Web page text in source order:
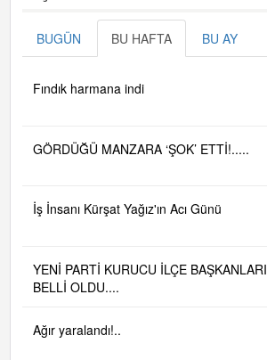
BUGÜN BU HAFTA BU AY
Fındık harmana indi
GÖRDÜĞÜ MANZARA ‘ŞOK’ ETTİ!.....
İş İnsanı Kürşat Yağız'ın Acı Günü
YENİ PARTİ KURUCU İLÇE BAŞKANLARI
BELLİ OLDU....
Ağır yaralandı!..